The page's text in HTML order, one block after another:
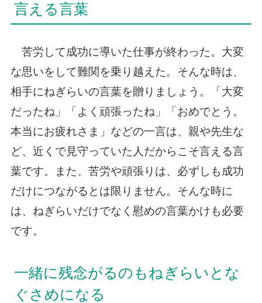
言える言葉
苦労して成功に導いた仕事が終わった。大変
な思いをして難関を乗り越えた。そんな時は、
相手にねぎらいの言葉を贈りましょう。「大変
だったね」「よく頑張ったね」「おめでとう。
本当にお疲れさま」などの一言は、親や先生な
ど、近くで見守っていた人だからこそ言える言
葉です。また、苦労や頑張りは、必ずしも成功
だけにつながるとは限りません。そんな時に
は、ねぎらいだけでなく慰めの言葉かけも必要
です。
一緒に残念がるのもねぎらいとな
ぐさめになる